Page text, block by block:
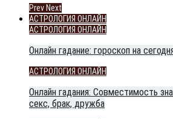
Prev Next
АСТРОЛОГИЯ ОНЛАЙН
АСТРОЛОГИЯ ОНЛАЙН
Онлайн гадание: гороскоп на
АСТРОЛОГИЯ ОНЛАЙН
Онлайн гадания: Совместимость
секс, брак, дружба